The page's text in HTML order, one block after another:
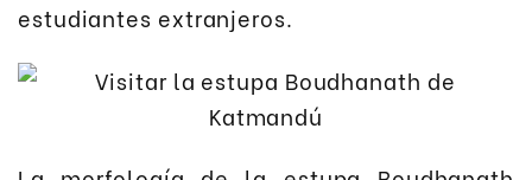
estudiantes extranjeros.